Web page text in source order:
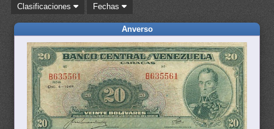
Clasificaciones
Fechas
Anverso